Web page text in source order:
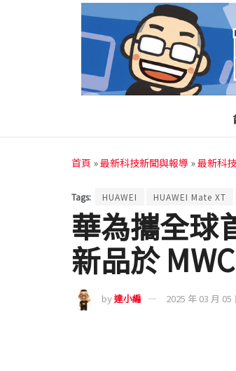
首頁 »最新科技新聞與報導 »最新科
Tags: HUAWEI HUAWEI Mate XT
華為攜全球
新品於
by達小編 2025 年 03 月 05